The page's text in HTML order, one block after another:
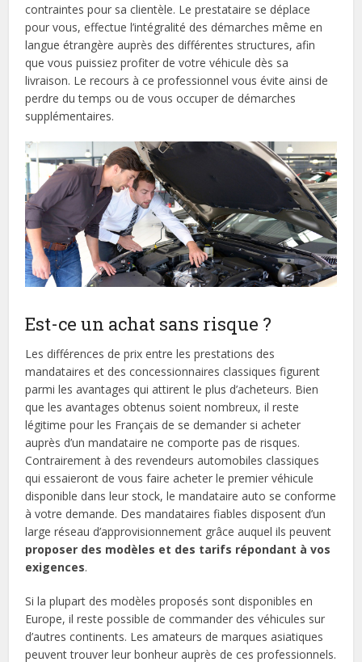
contraintes pour sa clientèle. Le prestataire se déplace
pour vous, effectue l’intégralité des démarches même en
langue étrangère auprès des différentes structures, afin
que vous puissiez profiter de votre véhicule dès sa
livraison. Le recours à ce professionnel vous évite ainsi de
perdre du temps ou de vous occuper de démarches
supplémentaires.
Est-ce un achat sans risque ?
Les différences de prix entre les prestations des
mandataires et des concessionnaires classiques figurent
parmi les avantages qui attirent le plus d’acheteurs. Bien
que les avantages obtenus soient nombreux, il reste
légitime pour les Français de se demander si acheter
auprès d’un mandataire ne comporte pas de risques.
Contrairement à des revendeurs automobiles classiques
qui essaieront de vous faire acheter le premier véhicule
disponible dans leur stock, le mandataire auto se conforme
à votre demande. Des mandataires fiables disposent d’un
large réseau d’approvisionnement grâce auquel ils peuvent
proposer des modèles et des tarifs répondant à vos
exigences.
Si la plupart des modèles proposés sont disponibles en
Europe, il reste possible de commander des véhicules sur
d’autres continents. Les amateurs de marques asiatiques
peuvent trouver leur bonheur auprès de ces professionnels.